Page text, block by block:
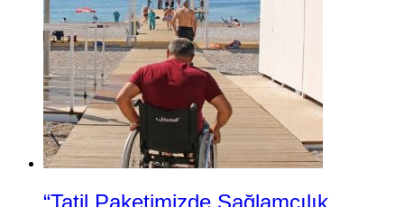
“Tatil Paketimizde Sağlamcılık